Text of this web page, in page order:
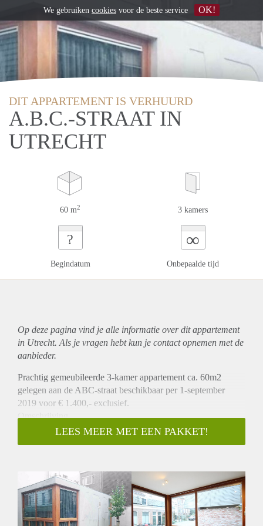
DIT APPARTEMENT IS VERHUURD
A.B.C.-STRAAT IN
UTRECHT
60 m2 3 kamers
?
Begindatum
∞
Onbepaalde tijd
Op deze pagina vind je alle informatie over ditappartement
in Utrecht. Als je vragen hebt kun je contact opnemen met de
aanbieder.
Prachtig gemeubileerde 3-kamer appartement ca. 60m2
gelegen aan de ABC-straat beschikbaar per 1-september
2019 voor € 1.400,- exclusief.
Omschrijving
Dit prachtig nieuw 3-kamer appartement beschikt over 2
verdiepingen. Via de entreehal gaat u middels een trap naar
vrieslade, combi oven, vaatwasser en een 4-pits gasfornuis.
Onder de woonkamer en keuken bevindt zich het souterrain
gedeelte waar 2 slaapkamers zijn gevestigd. Het gaat hier om
kamers van ca. 6m2 en 11m2. Bij de slaapkamer ligt ook de
LEES MEER MET EEN PAKKET!
We gebruiken cookies voor de beste service OK!